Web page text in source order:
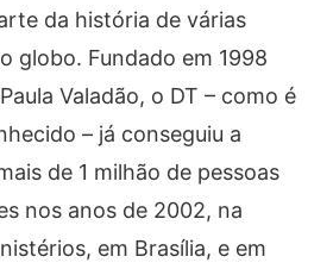
da história de várias
globo. Fundado em 1998
Valadão, o DT – como é
– já conseguiu a
de 1 milhão de pessoas
nos anos de 2002, na
em Brasília, e em